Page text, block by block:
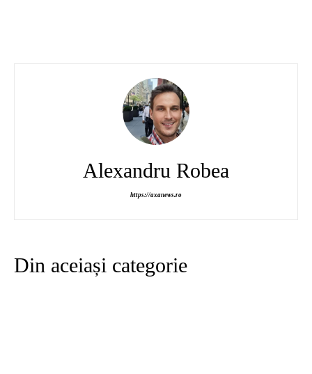
Alexandru Robea
https://axanews.ro
Din aceiași categorie